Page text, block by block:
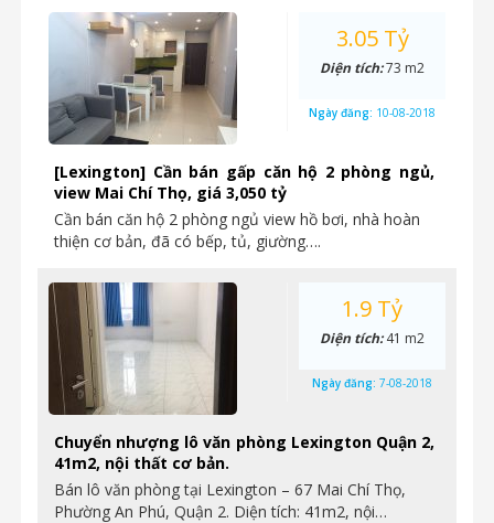
[Lexington] Cần bán gấp căn hộ 2 phòng ngủ,
view Mai Chí Thọ, giá 3,050 tỷ
Cần bán căn hộ 2 phòng ngủ view hồ bơi, nhà hoàn
thiện cơ bản, đã có bếp, tủ, giường….
3.05 Tỷ
Diện tích:73 m2
Ngày đăng: 10-08-2018
Chuyển nhượng lô văn phòng Lexington Quận 2,
41m2, nội thất cơ bản.
Bán lô văn phòng tại Lexington – 67 Mai Chí Thọ,
Phường An Phú, Quận 2. Diện tích: 41m2, nội…
1.9 Tỷ
Diện tích:41 m2
Ngày đăng: 7-08-2018